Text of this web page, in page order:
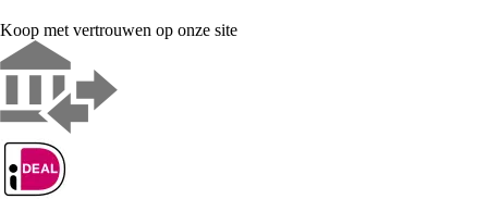
Koop met vertrouwen op onze site